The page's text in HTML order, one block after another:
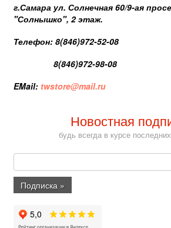
г.Самара ул. Солнечная 60/9-ая
"Солнышко", 2 этаж.
Телефон: 8(846)972-52-08
8(846)972-98-08
EMail: twstore@mail.ru
Новостная
будь всегда в курсе